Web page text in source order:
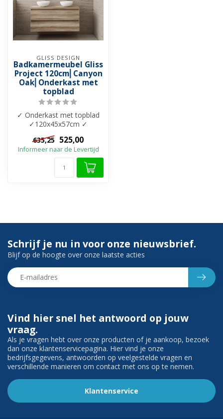
GLISS DESIGN
Badkamermeubel Gliss
Project 120cm⎢Canyon
Oak⎢Onderkast met
topblad
✓ Onderkast met topblad
✓120x45x57cm ✓
Melamine materiaal ✓ 2x
Softclose lades m...
635,25 525,00
Informeer naar de Levertijd
Vind hier snel het antwoord op jouw
vraag.
Als je vragen hebt over onze producten of je aankoop, bezoek
dan onze klantenservicepagina. Hier vind je onze
bedrijfsgegevens, antwoorden op veelgestelde vragen en
verschillende manieren om contact met ons op te nemen.
Klantenservice
Schrijf je nu in voor onze nieuwsbrief.
Blijf op de hoogte over onze laatste acties